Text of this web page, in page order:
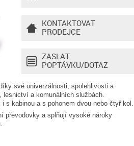
KONTAKTOVAT
PRODEJCE
ZASLAT
POPTÁVKU/DOTAZ
své univerzálnosti, spolehlivosti a
lesnictví a komunálních službách.
s kabinou a s pohonem dvou nebo čtyř kol.
převodovky a splňují vysoké nároky